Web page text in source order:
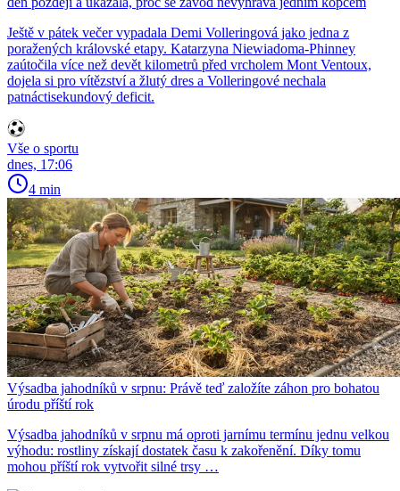
Ještě v pátek večer vypadala Demi Volleringová jako jedna z
poražených královské etapy. Katarzyna Niewiadoma-Phinney
zaútočila více než devět kilometrů před vrcholem Mont Ventoux,
dojela si pro vítězství a žlutý dres a Volleringové nechala
patnáctisekundový deficit.
Vše o sportu
dnes, 17:06
4 min
Výsadba jahodníků v srpnu: Právě teď založíte záhon pro bohatou
úrodu příští rok
Výsadba jahodníků v srpnu má oproti jarnímu termínu jednu velkou
výhodu: rostliny získají dostatek času k zakořenění. Díky tomu
mohou příští rok vytvořit silné trsy …